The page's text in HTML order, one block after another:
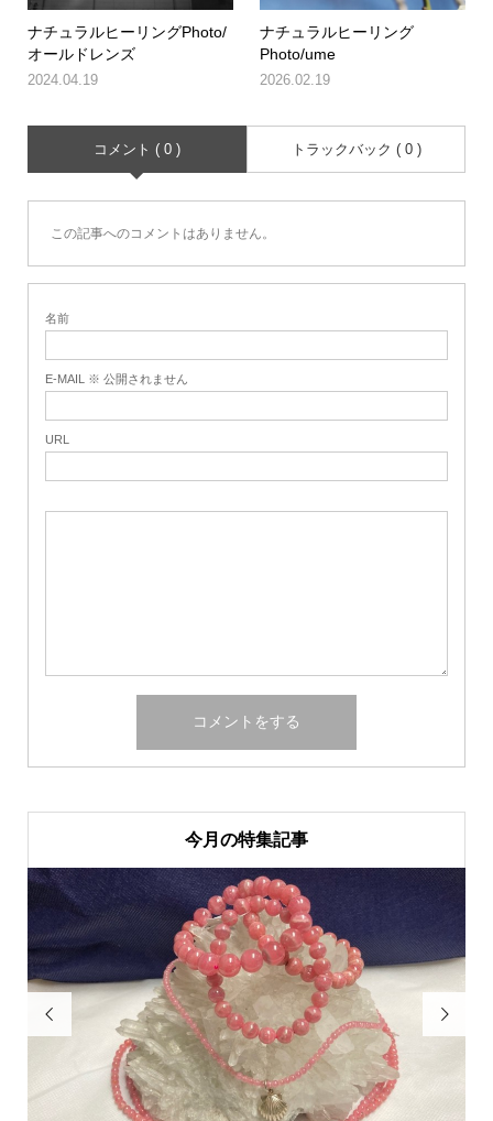
ナチュラルヒーリングPhoto/
オールドレンズ
2024.04.19
ナチュラルヒーリング
Photo/ume
2026.02.19
コメント ( 0 ) トラックバック ( 0 )
この記事へのコメントはありません。
名前
E-MAIL ※ 公開されません
URL
今月の特集記事
 